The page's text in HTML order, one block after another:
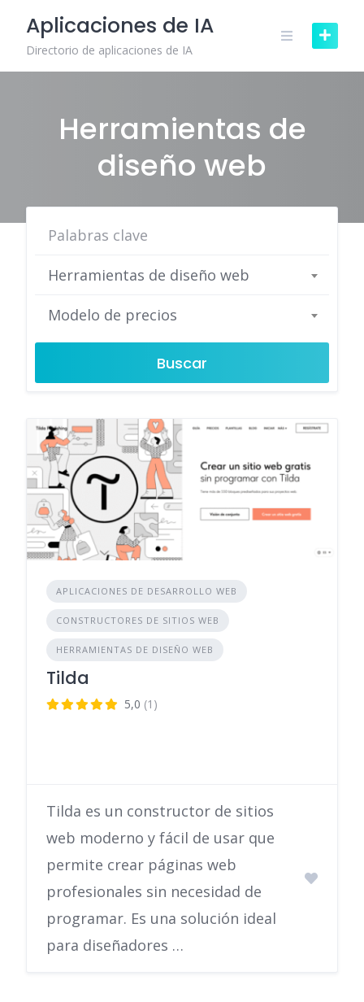
content
Aplicaciones de IA
Directorio de aplicaciones de IA
Herramientas de
diseño web
Herramientas de diseño web
Modelo de precios
Buscar
APLICACIONES DE DESARROLLO WEB
CONSTRUCTORES DE SITIOS WEB
HERRAMIENTAS DE DISEÑO WEB
Tilda
5,0 (1)
Tilda es un constructor de sitios
web moderno y fácil de usar que
permite crear páginas web
profesionales sin necesidad de
programar. Es una solución ideal
para diseñadores …